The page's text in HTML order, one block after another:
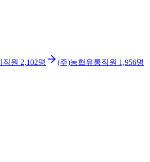
직원 2,102명 (주)농협유통직원 1,956명